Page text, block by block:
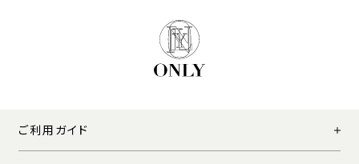
ご利用ガイド